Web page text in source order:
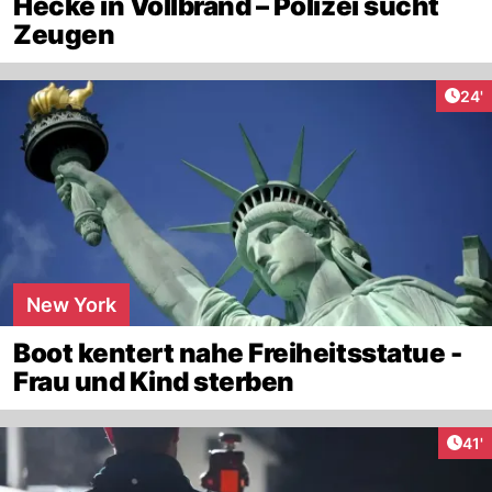
Zeugen
24'
New York
Boot kentert nahe Freiheitsstatue -
Frau und Kind sterben
41'